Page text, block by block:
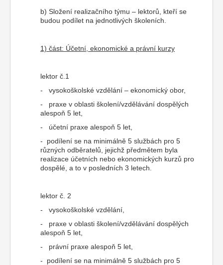
b) Složení realizačního týmu – lektorů, kteří se
budou podílet na jednotlivých školeních.
1) část: Účetní, ekonomické a právní kurzy
lektor č.1
- vysokoškolské vzdělání – ekonomický obor,
- praxe v oblasti školení/vzdělávání dospělých
alespoň 5 let,
- účetní praxe alespoň 5 let,
- podílení se na minimálně 5 službách pro 5
různých odběratelů, jejichž předmětem byla
realizace účetních nebo ekonomických kurzů pro
dospělé, a to v posledních 3 letech.
lektor č. 2
- vysokoškolské vzdělání,
- praxe v oblasti školení/vzdělávání dospělých
alespoň 5 let,
- právní praxe alespoň 5 let,
- podílení se na minimálně 5 službách pro 5